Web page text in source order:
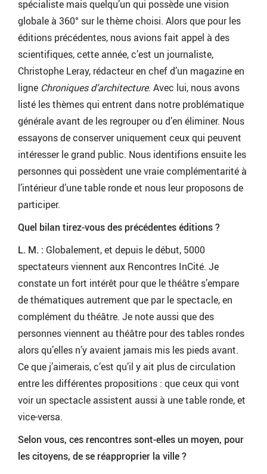
spécialiste mais quelqu’un qui possède une vision
globale à 360° sur le thème choisi. Alors que pour les
éditions précédentes, nous avions fait appel à des
scientifiques, cette année, c’est un journaliste,
Christophe Leray, rédacteur en chef d’un magazine en
ligne Chroniques d’architecture. Avec lui, nous avons
listé les thèmes qui entrent dans notre problématique
générale avant de les regrouper ou d’en éliminer. Nous
essayons de conserver uniquement ceux qui peuvent
intéresser le grand public. Nous identifions ensuite les
personnes qui possèdent une vraie complémentarité à
l’intérieur d’une table ronde et nous leur proposons de
participer.
Quel bilan tirez-vous des précédentes éditions ?
L. M. : Globalement, et depuis le début, 5000
spectateurs viennent aux Rencontres InCité. Je
constate un fort intérêt pour que le théâtre s’empare
de thématiques autrement que par le spectacle, en
complément du théâtre. Je note aussi que des
personnes viennent au théâtre pour des tables rondes
alors qu’elles n’y avaient jamais mis les pieds avant.
Ce que j’aimerais, c’est qu’il y ait plus de circulation
entre les différentes propositions : que ceux qui vont
voir un spectacle assistent aussi à une table ronde, et
vice-versa.
Selon vous, ces rencontres sont-elles un moyen, pour
les citoyens, de se réapproprier la ville ?